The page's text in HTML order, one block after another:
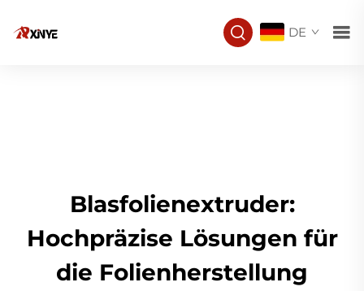
DE
Blasfolienextruder:
Hochpräzise Lösungen für
die Folienherstellung